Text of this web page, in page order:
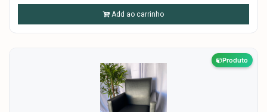
Add ao carrinho
Produto